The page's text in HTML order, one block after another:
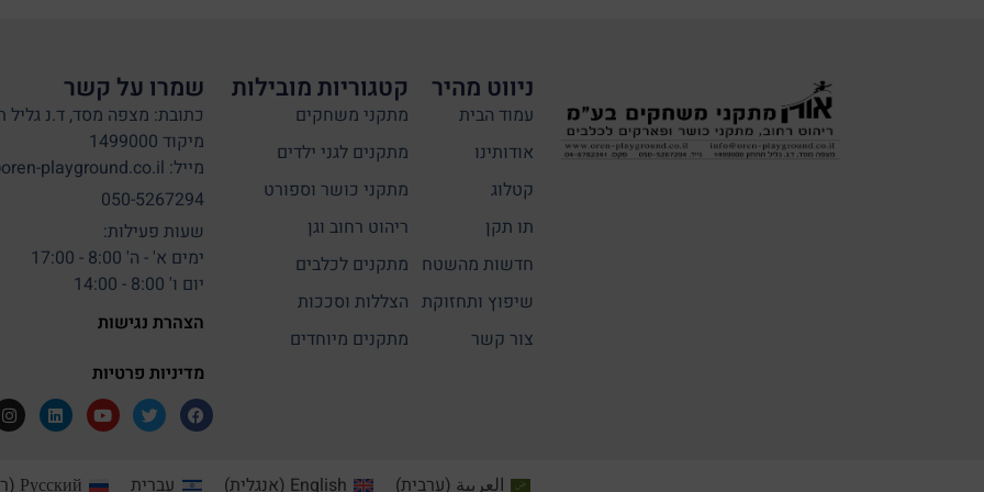
ניווט מהיר
עמוד הבית
אודותינו
קטלוג
תו תקן
חדשות מהשטח
שיפוץ ותחזוקת
צור קשר
קטגוריות מובילות
מתקני משחקים
מתקנים לגני ילדים
מתקני כושר וספורט
ריהוט רחוב וגן
מתקנים לכלבים
הצללות וסככות
מתקנים מיוחדים
שמרו על קשר
כתובת: מצפה מסד, ד.נ גליל
מיקוד 1499000
מייל: info@oren-playground.co.il
050-5267294
שעות פעילות:
ימים א' - ה' 8:00 - 17:00
יום ו' 8:00 - 14:00
הצהרת נגישות
מדיניות פרטיות
العربية (ערבית)
English
(אנגלית) עברית Русский
(